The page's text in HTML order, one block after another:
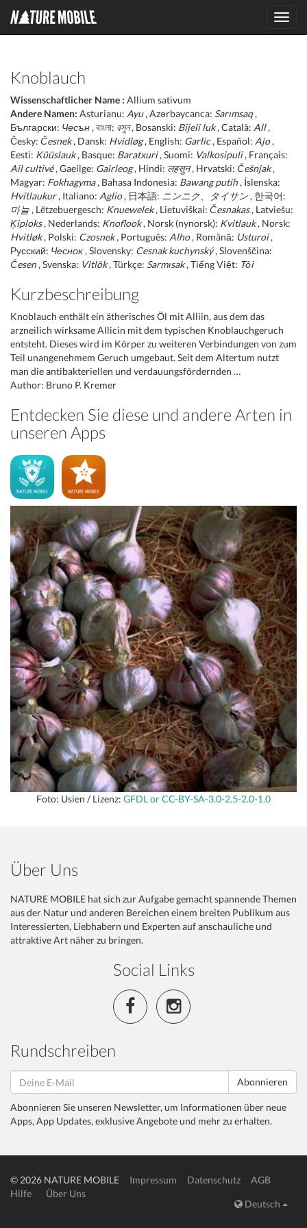
Knoblauch
Wissenschaftlicher Name : Allium sativum
Andere Namen: Asturianu: Ayu, Azərbaycanca: Sarımsaq,
Български: Чесън , বাংলা: রসুন, Bosanski: Bijeli luk, Català: All,
Česky: Česnek, Dansk: Hvidløg, English: Garlic, Español: Ajo,
Eesti: Küüslauk, Basque: Baratxuri, Suomi: Valkosipuli, Français:
Ail cultivé, Gaeilge: Gairleog, Hindi: लहसुन, Hrvatski: Češnjak,
Magyar: Fokhagyma, Bahasa Indonesia: Bawang putih, Íslenska:
Hvítlaukur, Italiano: Aglio, 日本語: ニンニク、タイサン , 한국어:
마늘 , Lëtzebuergesch: Knuewelek, Lietuviškai: Česnakas, Latviešu:
Ķiploks, Nederlands: Knoflook, Norsk (nynorsk): Kvitlauk, Norsk:
Hvitløk, Polski: Czosnek, Português: Alho, Română: Usturoi,
Русский: Чеснок , Slovensky: Cesnak kuchynský, Slovenščina:
Česen, Svenska: Vitlök, Türkçe: Sarmısak, Tiếng Việt: Tỏi
Kurzbeschreibung
Knoblauch enthält ein ätherisches Öl mit Alliin, aus dem das
arzneilich wirksame Allicin mit dem typischen Knoblauchgeruch
entsteht. Dieses wird im Körper zu weiteren Verbindungen von zum
Teil unangenehmem Geruch umgebaut. Seit dem Altertum nutzt
man die antibakteriellen und verdauungsfördernden …
Author: Bruno P. Kremer
Entdecken Sie diese und andere Arten in
unseren Apps
Foto: Usien / Lizenz: GFDL or CC-BY-SA-3.0-2.5-2.0-1.0
Über Uns
NATURE MOBILE hat sich zur Aufgabe gemacht spannende Themen
aus der Natur und anderen Bereichen einem breiten Publikum aus
Interessierten, Liebhabern und Experten auf anschauliche und
attraktive Art näher zu bringen.
Social Links
Rundschreiben
Abonnieren
Abonnieren Sie unseren Newsletter, um Informationen über neue
Apps, App Updates, exklusive Angebote und mehr zu erhalten.
© 2026 NATURE MOBILE Impressum Datenschutz
AGB
Hilfe
Über Uns
Deutsch